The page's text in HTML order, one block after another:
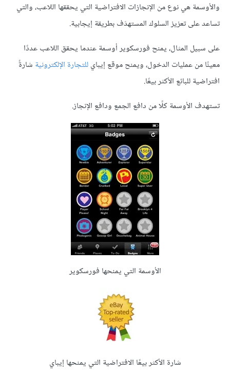
والأوسمة هي نوع من الإنجازات الافتراضية التي يحققها اللاعب، والتي
تساعد على تعزيز السلوك المستهدَف بطريقة إيجابية.
على سبيل المثال، يمنح فورسكوير أوسمة عندما يحقق اللاعب عددًا
معينًا من عمليات الدخول، ويمنح موقع إيبايللتجارة الإلكترونية شارةً
افتراضية للبائع الأكثر بيعًا.
تستهدف الأوسمة كلًا من دافع الجمع ودافع الإنجاز.
الأوسمة التي يمنحها فورسكوير
شارة الأكثر بيعًا الافتراضية التي يمنحها إيباي